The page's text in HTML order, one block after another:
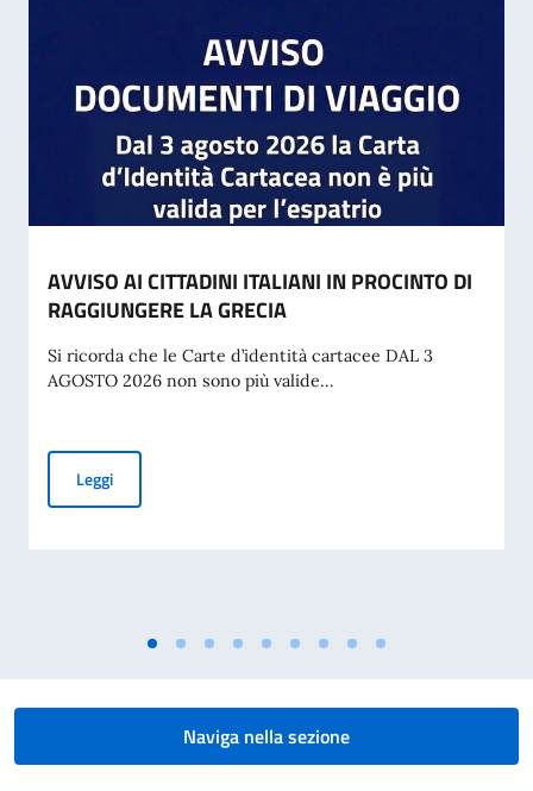
AVVISO AI CITTADINI ITALIANI IN PROCINTO DI
RAGGIUNGERE LA GRECIA
Si ricorda che le Carte d’identità cartacee DAL 3
AGOSTO 2026 non sono più valide...
LeggiAVVISO AI CITTADINI ITALIANI IN PROCINTO DI
Naviga nella sezione